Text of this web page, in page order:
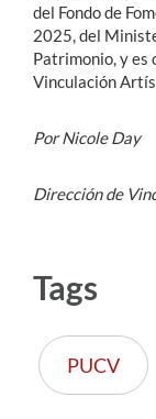
del Fondo de
2025, del
Patrimonio, y es
Vinculación
Por Nicole Day
Dirección de
Tags
PUCV